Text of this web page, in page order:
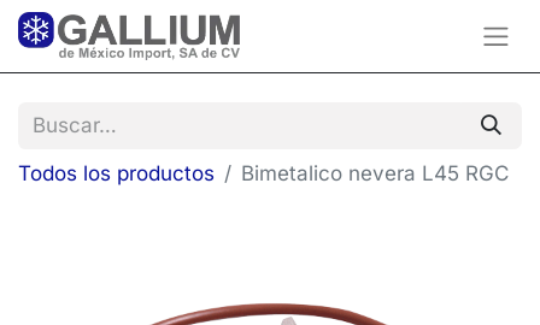
Todos los productos Bimetalico nevera L45 RGC